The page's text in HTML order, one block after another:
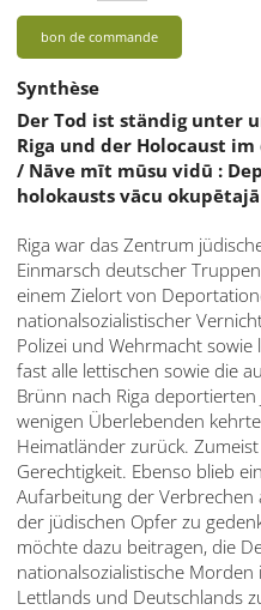
bon de commande
Synthèse
Der Tod ist ständig unter
Riga und der Holocaust
/ Nāve mīt mūsu vidū :
holokausts vācu
Riga war das Zentrum
Einmarsch deutscher
einem Zielort von
nationalsozialistischer
Polizei und Wehrmacht
fast alle lettischen sowie die
Brünn nach Riga
wenigen Überlebenden
Heimatländer zurück.
Gerechtigkeit. Ebenso blieb
Aufarbeitung der Verbrechen
der jüdischen Opfer zu
möchte dazu beitragen, die
nationalsozialistische
Lettlands und Deutschlands